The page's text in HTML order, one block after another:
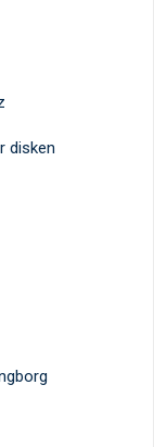
disken